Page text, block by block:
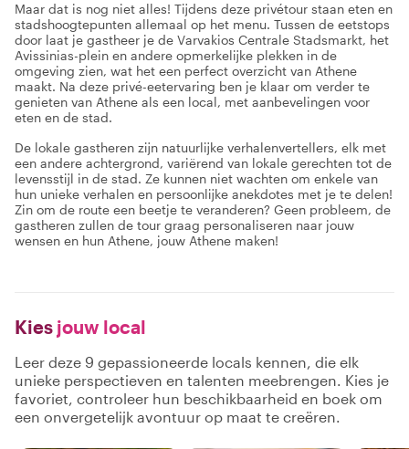
Maar dat is nog niet alles! Tijdens deze privétour staan eten en
stadshoogtepunten allemaal op het menu. Tussen de eetstops
door laat je gastheer je de Varvakios Centrale Stadsmarkt, het
Avissinias-plein en andere opmerkelijke plekken in de
omgeving zien, wat het een perfect overzicht van Athene
maakt. Na deze privé-eetervaring ben je klaar om verder te
genieten van Athene als een local, met aanbevelingen voor
eten en de stad.
De lokale gastheren zijn natuurlijke verhalenvertellers, elk met
een andere achtergrond, variërend van lokale gerechten tot de
levensstijl in de stad. Ze kunnen niet wachten om enkele van
hun unieke verhalen en persoonlijke anekdotes met je te delen!
Zin om de route een beetje te veranderen? Geen probleem, de
gastheren zullen de tour graag personaliseren naar jouw
wensen en hun Athene, jouw Athene maken!
Kies jouw local
Leer deze 9 gepassioneerde locals kennen, die elk
unieke perspectieven en talenten meebrengen. Kies je
favoriet, controleer hun beschikbaarheid en boek om
een onvergetelijk avontuur op maat te creëren.